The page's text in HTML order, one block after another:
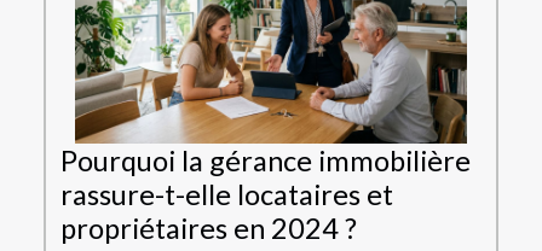
Pourquoi la gérance immobilière
rassure-t-elle locataires et
propriétaires en 2024 ?